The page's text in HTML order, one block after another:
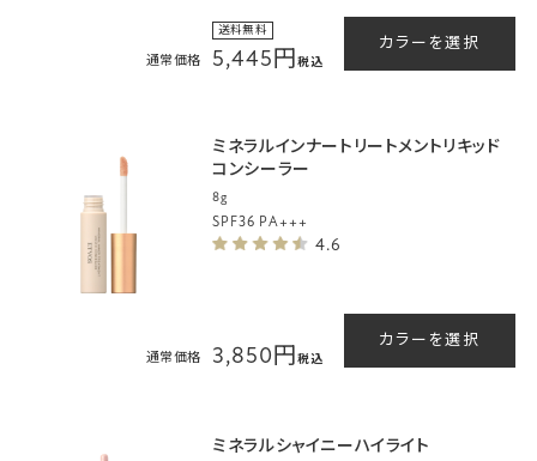
送料無料
5,445円税込
通常価格
カラーを選択
ミネラルインナートリートメントリキッド
コンシーラー
8g
4.6
SPF36 PA+++
3,850円税込
通常価格
カラーを選択
ミネラルシャイニーハイライト